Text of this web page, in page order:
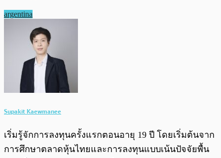
argentina
Supakit Kaewmanee
เริ่มรู้จักการลงทุนครั้งแรกตอนอายุ 19 ปี โดยเริ่มต้นจาก
การศึกษาตลาดหุ้นไทยและการลงทุนแบบเน้นปัจจัยพื้น